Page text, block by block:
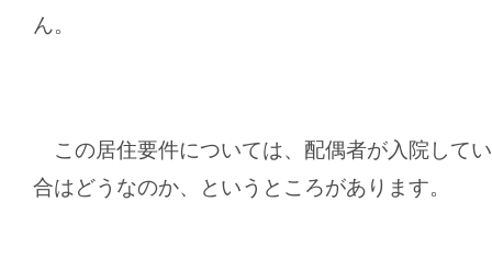
ん。
この居住要件については、配偶者が入院して
合はどうなのか、というところがあります。